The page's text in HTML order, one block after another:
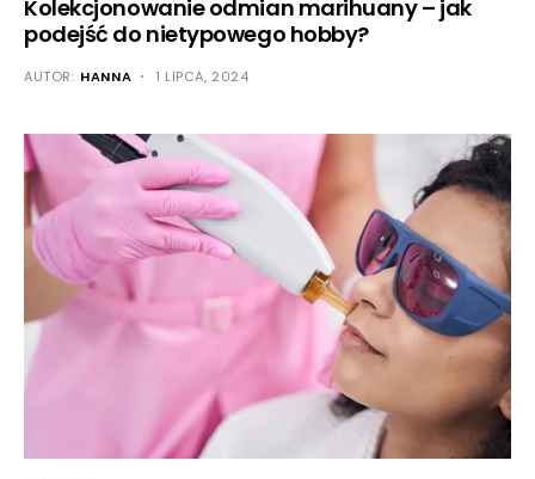
Kolekcjonowanie odmian marihuany – jak
podejść do nietypowego hobby?
AUTOR: HANNA 1 LIPCA, 2024